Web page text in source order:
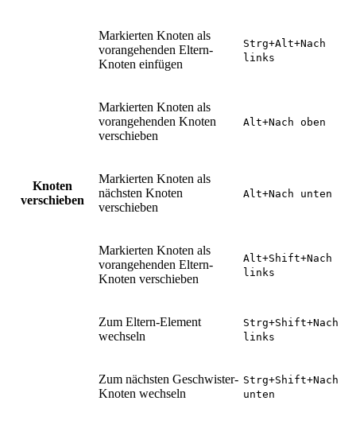
Markierten Knoten als
vorangehenden Eltern-
Knoten einfügen
Strg+Alt+Nach
links
Knoten
verschieben
Markierten Knoten als
vorangehenden Knoten
verschieben
Alt+Nach oben
Markierten Knoten als
nächsten Knoten
verschieben
Alt+Nach unten
Markierten Knoten als
vorangehenden Eltern-
Knoten verschieben
Alt+Shift+Nach
links
Zum Eltern-Element
wechseln
Strg+Shift+Nach
links
Zum nächsten Geschwister-
Knoten wechseln
Strg+Shift+Nach
unten